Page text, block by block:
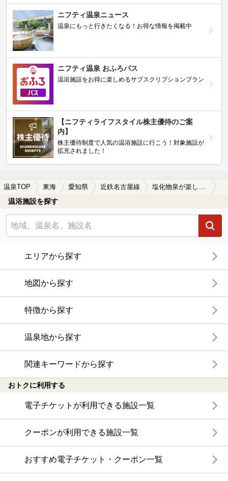
ニフティ温泉ニュース
温泉にもっと行きたくなる！お得な情報を掲載中
ニフティ温泉 おふろパス
温浴施設をお得に楽しめるサブスクリプションプラン
【ニフティライフスタイル株主優待のご案
内】
株主優待制度で人気の温浴施設に行こう！対象施設が
拡充されました！
温泉TOP 東海 愛知県 近鉄名古屋線
温浴施設を探す
エリアから探す
地図から探す
特徴から探す
温泉地から探す
関連キーワードから探す
おトクに利用する
電子チケットが利用できる施設一覧
クーポンが利用できる施設一覧
おすすめ電子チケット・クーポン一覧